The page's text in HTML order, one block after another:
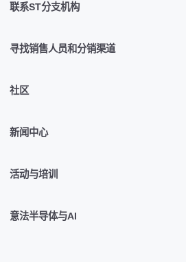
联系ST分支机构
寻找销售人员和分销渠道
社区
新闻中心
活动与培训
意法半导体与AI